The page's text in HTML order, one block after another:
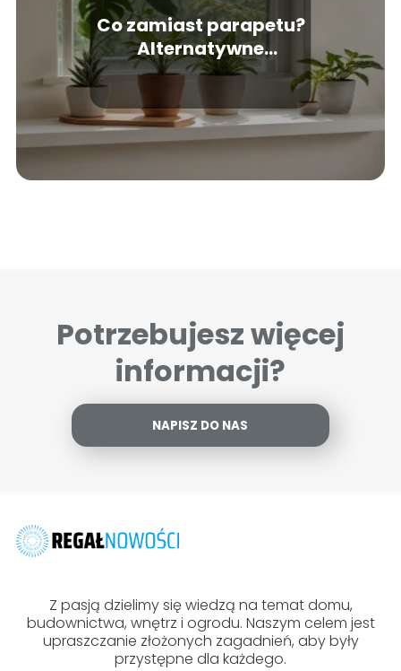
Co zamiast parapetu?
Alternatywne
rozwiązania dla okien
Potrzebujesz więcej
informacji?
NAPISZ DO NAS
Z pasją dzielimy się wiedzą na temat domu,
budownictwa, wnętrz i ogrodu. Naszym celem jest
upraszczanie złożonych zagadnień, aby były
przystępne dla każdego.